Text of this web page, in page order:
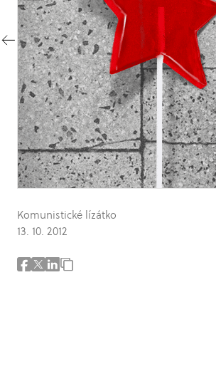
Komunistické lízátko
13. 10. 2012